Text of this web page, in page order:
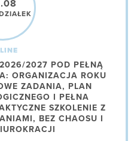
2027 POD PEŁNĄ
ORGANIZACJA ROKU
ZADANIA, PLAN
I PEŁNA
SZKOLENIE Z
BEZ CHAOSU I